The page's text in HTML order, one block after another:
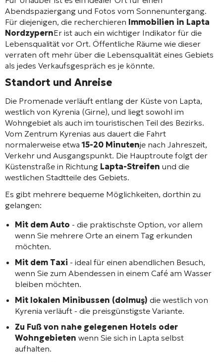
Abendspaziergang und Fotos vom Sonnenuntergang.
Für diejenigen, die recherchieren Immobilien in Lapta
NordzypernEr ist auch ein wichtiger Indikator für die
Lebensqualität vor Ort. Öffentliche Räume wie dieser
verraten oft mehr über die Lebensqualität eines Gebiets
als jedes Verkaufsgespräch es je könnte.
Standort und Anreise
Die Promenade verläuft entlang der Küste von Lapta,
westlich von Kyrenia (Girne), und liegt sowohl im
Wohngebiet als auch im touristischen Teil des Bezirks.
Vom Zentrum Kyrenias aus dauert die Fahrt
normalerweise etwa 15-20 Minutenje nach Jahreszeit,
Verkehr und Ausgangspunkt. Die Hauptroute folgt der
Küstenstraße in Richtung Lapta-Streifen und die
westlichen Stadtteile des Gebiets.
Es gibt mehrere bequeme Möglichkeiten, dorthin zu
gelangen:
Mit dem Auto - die praktischste Option, vor allem
wenn Sie mehrere Orte an einem Tag erkunden
möchten.
Mit dem Taxi - ideal für einen abendlichen Besuch,
wenn Sie zum Abendessen in einem Café am Wasser
bleiben möchten.
Mit lokalen Minibussen (dolmuş) die westlich von
Kyrenia verläuft - die preisgünstigste Variante.
Zu Fuß von nahe gelegenen Hotels oder
Wohngebieten wenn Sie sich in Lapta selbst
aufhalten.